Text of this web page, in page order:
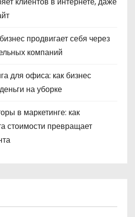
продвигает себя через
компаний
для офиса: как бизнес
на уборке
в маркетинге: как
стоимости превращает